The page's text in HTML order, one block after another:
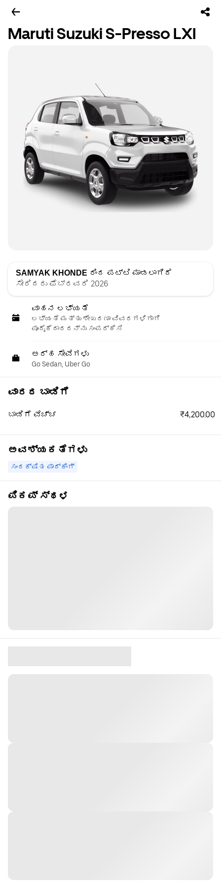
Maruti Suzuki S-Presso LXI
SAMYAK KHONDE ರಿಂದ ಪಟ್ಟಿ ಮಾಡಲಾಗಿದೆ
ಸೇರಿದರು ಫೆಬ್ರವರಿ 2026
ವಾಹನ ಲಭ್ಯತೆ
ಲಭ್ಯತೆ ಮತ್ತು ಶೇಖರಣಾ ವಿವರಗಳಿಗಾಗಿ
ಪೂರೈಕೆದಾರರನ್ನು ಸಂಪರ್ಕಿಸಿ
ಅರ್ಹ ಸೇವೆಗಳು
Go Sedan, Uber Go
ವಾರದ ಬಾಡಿಗೆ
ಬಾಡಿಗೆ ವೆಚ್ಚ ₹4,200.00
ಅವಶ್ಯಕತೆಗಳು
ಸಂರಕ್ಷಿತ ಪಾರ್ಕಿಂಗ್
ಪಿಕಪ್ ಸ್ಥಳ